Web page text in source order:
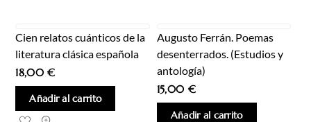
Cien relatos cuánticos de la
literatura clásica española
18,00€
Añadir al carrito
Augusto Ferrán. Poemas
desenterrados. (Estudios y
antología)
15,00 €
Añadir al carrito